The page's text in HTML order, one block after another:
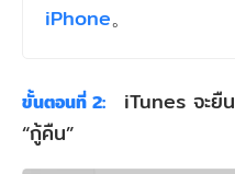
iPhone。
ขั้นตอนที่ 2:
iTunes จะยื
“กู้คืน”